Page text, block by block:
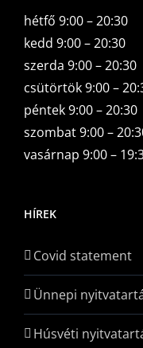
hétfő 9:00 – 20:30
kedd 9:00 – 20:30
szerda 9:00 – 20:30
csütörtök 9:00 –
péntek 9:00 – 20:30
szombat 9:00 –
vasárnap 9:00 –
HÍREK
Covid statement
Ünnepi
Húsvéti